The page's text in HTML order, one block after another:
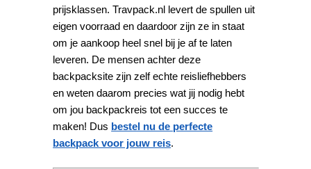
prijsklassen. Travpack.nl levert de spullen uit
eigen voorraad en daardoor zijn ze in staat
om je aankoop heel snel bij je af te laten
leveren. De mensen achter deze
backpacksite zijn zelf echte reisliefhebbers
en weten daarom precies wat jij nodig hebt
om jou backpackreis tot een succes te
maken! Dus bestel nu de perfecte
backpack voor jouw reis.